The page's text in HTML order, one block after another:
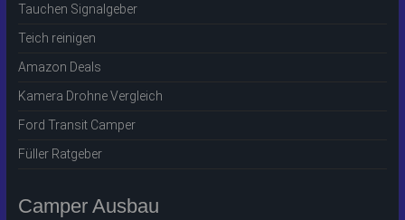
Tauchen Signalgeber
Teich reinigen
Amazon Deals
Kamera Drohne Vergleich
Ford Transit Camper
Füller Ratgeber
Camper Ausbau